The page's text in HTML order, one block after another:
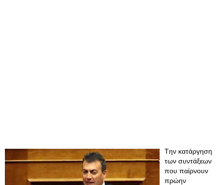
Tην κατάργηση
των συντάξεων
που παίρνουν
πρώην